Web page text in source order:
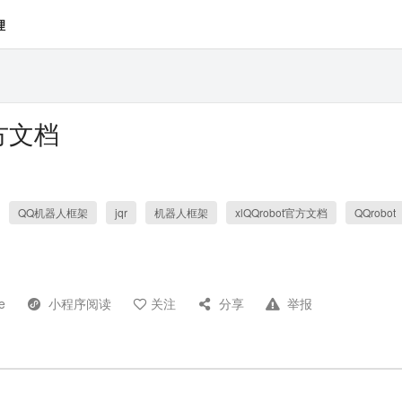
档
QQ机器人框架 jqr 机器人框架 xlQQrobot官方文档 QQrobot
小程序阅读 关注 分享 举报